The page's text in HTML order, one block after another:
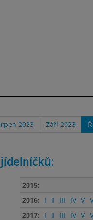
2023 Září 2023
2015:
2016:
I II III IV V
2017:
I II III IV V